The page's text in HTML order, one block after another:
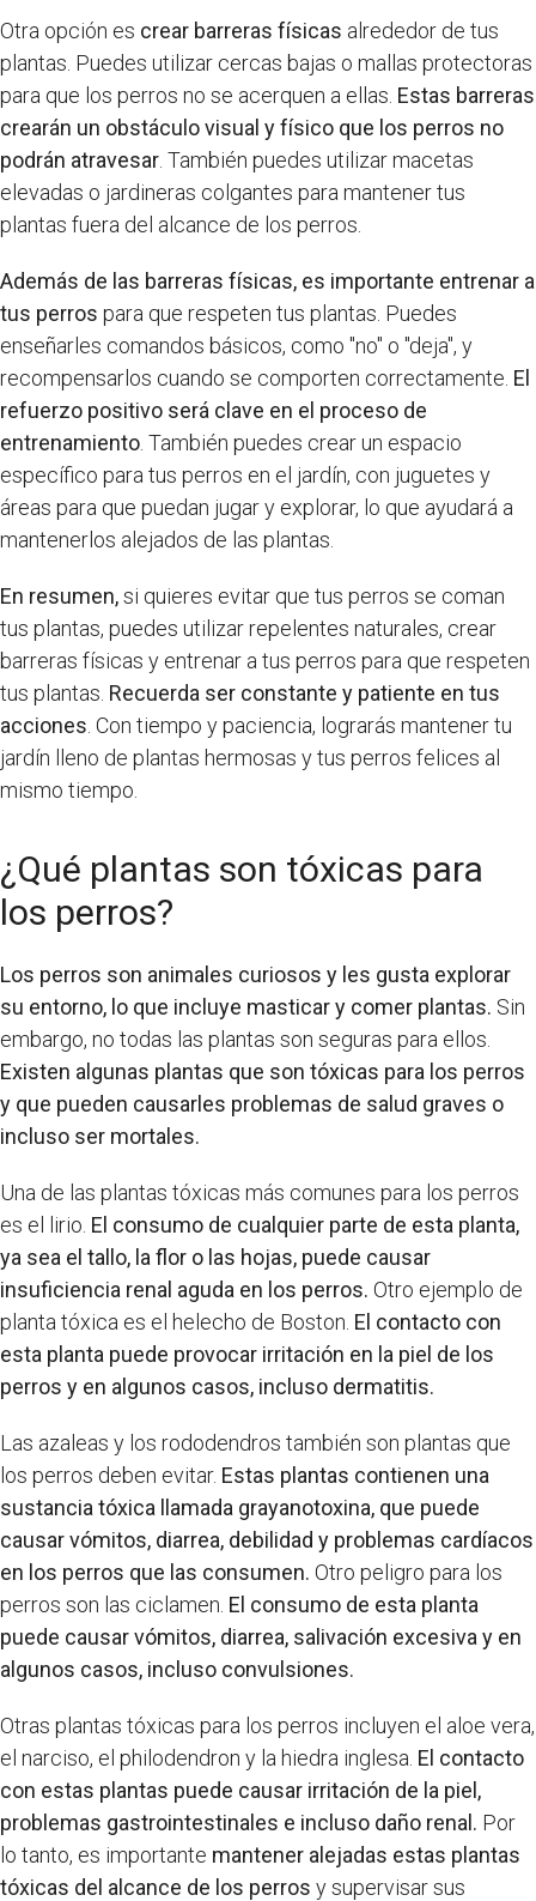
Otra opción es crear barreras físicas alrededor de tus
plantas. Puedes utilizar cercas bajas o mallas protectoras
para que los perros no se acerquen a ellas. Estas barreras
crearán un obstáculo visual y físico que los perros no
podrán atravesar . También puedes utilizar macetas
elevadas o jardineras colgantes para mantener tus
plantas fuera del alcance de los perros.
Además de las barreras físicas, es importante entrenar a
tus perros para que respeten tus plantas. Puedes
enseñarles comandos básicos, como "no" o "deja", y
recompensarlos cuando se comporten correctamente. El
refuerzo positivo será clave en el proceso de
entrenamiento . También puedes crear un espacio
específico para tus perros en el jardín, con juguetes y
áreas para que puedan jugar y explorar, lo que ayudará a
mantenerlos alejados de las plantas.
En resumen,si quieres evitar que tus perros se coman
tus plantas, puedes utilizar repelentes naturales, crear
barreras físicas y entrenar a tus perros para que respeten
tus plantas. Recuerda ser constante y patiente en tus
acciones . Con tiempo y paciencia, lograrás mantener tu
jardín lleno de plantas hermosas y tus perros felices al
mismo tiempo.
¿Qué plantas son tóxicas para
los perros?
Los perros son animales curiosos y les gusta explorar
su entorno, lo que incluye masticar y comer plantas. Sin
embargo, no todas las plantas son seguras para ellos.
Existen algunas plantas que son tóxicas para los perros
y que pueden causarles problemas de salud graves o
incluso ser mortales.
Una de las plantas tóxicas más comunes para los perros
es el lirio. El consumo de cualquier parte de esta planta,
ya sea el tallo, la flor o las hojas, puede causar
insuficiencia renal aguda en los perros. Otro ejemplo de
planta tóxica es el helecho de Boston. El contacto con
esta planta puede provocar irritación en la piel de los
perros y en algunos casos, incluso dermatitis.
Las azaleas y los rododendros también son plantas que
los perros deben evitar. Estas plantas contienen una
sustancia tóxica llamada grayanotoxina, que puede
causar vómitos, diarrea, debilidad y problemas cardíacos
en los perros que las consumen. Otro peligro para los
perros son las ciclamen. El consumo de esta planta
puede causar vómitos, diarrea, salivación excesiva y en
algunos casos, incluso convulsiones.
Otras plantas tóxicas para los perros incluyen el aloe vera,
el narciso, el philodendron y la hiedra inglesa. El contacto
con estas plantas puede causar irritación de la piel,
problemas gastrointestinales e incluso daño renal. Por
lo tanto, es importante mantener alejadas estas plantas
tóxicas del alcance de los perros y supervisar sus